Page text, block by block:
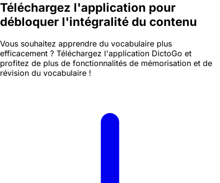
Téléchargez l'application pour
débloquer l'intégralité du contenu
Vous souhaitez apprendre du vocabulaire plus
efficacement ? Téléchargez l'application DictoGo et
profitez de plus de fonctionnalités de mémorisation et de
révision du vocabulaire !